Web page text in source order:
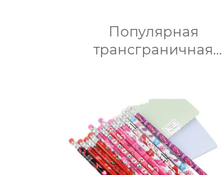
Популярная
трансграничная